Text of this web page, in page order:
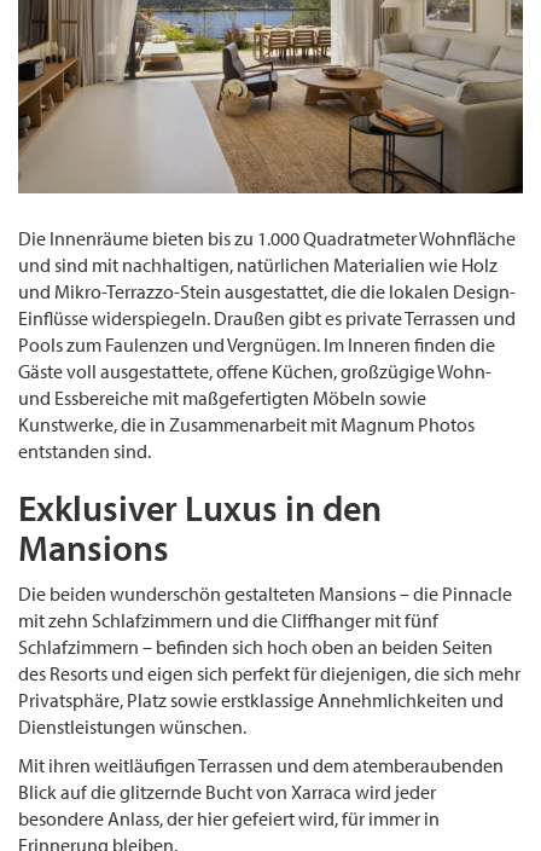
Die Innenräume bieten bis zu 1.000 Quadratmeter Wohnfläche
und sind mit nachhaltigen, natürlichen Materialien wie Holz
und Mikro-Terrazzo-Stein ausgestattet, die die lokalen Design-
Einflüsse widerspiegeln. Draußen gibt es private Terrassen und
Pools zum Faulenzen und Vergnügen. Im Inneren finden die
Gäste voll ausgestattete, offene Küchen, großzügige Wohn-
und Essbereiche mit maßgefertigten Möbeln sowie
Kunstwerke, die in Zusammenarbeit mit Magnum Photos
entstanden sind.
Exklusiver Luxus in den
Mansions
Die beiden wunderschön gestalteten Mansions – die Pinnacle
mit zehn Schlafzimmern und die Cliffhanger mit fünf
Schlafzimmern – befinden sich hoch oben an beiden Seiten
des Resorts und eigen sich perfekt für diejenigen, die sich mehr
Privatsphäre, Platz sowie erstklassige Annehmlichkeiten und
Dienstleistungen wünschen.
Mit ihren weitläufigen Terrassen und dem atemberaubenden
Blick auf die glitzernde Bucht von Xarraca wird jeder
besondere Anlass, der hier gefeiert wird, für immer in
Erinnerung bleiben.